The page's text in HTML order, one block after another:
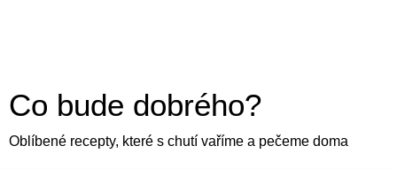
Co bude dobrého?
Oblíbené recepty, které s chutí vaříme a pečeme doma